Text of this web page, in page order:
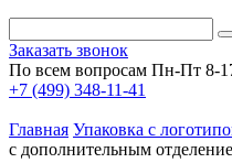
Заказать звонок
По всем вопросам Пн-Пт 8-
+7 (499) 348-11-41
Главная Упаковка с
с дополнительным